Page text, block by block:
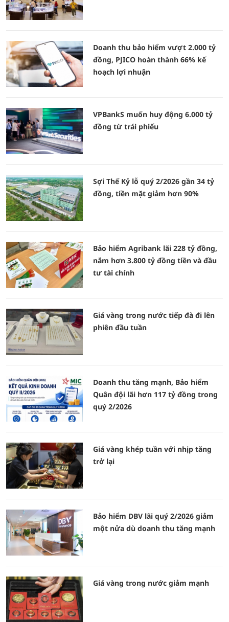
Doanh thu bảo hiểm vượt 2.000 tỷ
đồng, PJICO hoàn thành 66% kế
hoạch lợi nhuận
VPBankS muốn huy động 6.000 tỷ
đồng từ trái phiếu
Sợi Thế Kỷ lỗ quý 2/2026 gần 34 tỷ
đồng, tiền mặt giảm hơn 90%
Bảo hiểm Agribank lãi 228 tỷ đồng,
nắm hơn 3.800 tỷ đồng tiền và đầu
tư tài chính
Giá vàng trong nước tiếp đà đi lên
phiên đầu tuần
Doanh thu tăng mạnh, Bảo hiểm
Quân đội lãi hơn 117 tỷ đồng trong
quý 2/2026
Giá vàng khép tuần với nhịp tăng
trở lại
Bảo hiểm DBV lãi quý 2/2026 giảm
một nửa dù doanh thu tăng mạnh
Giá vàng trong nước giảm mạnh